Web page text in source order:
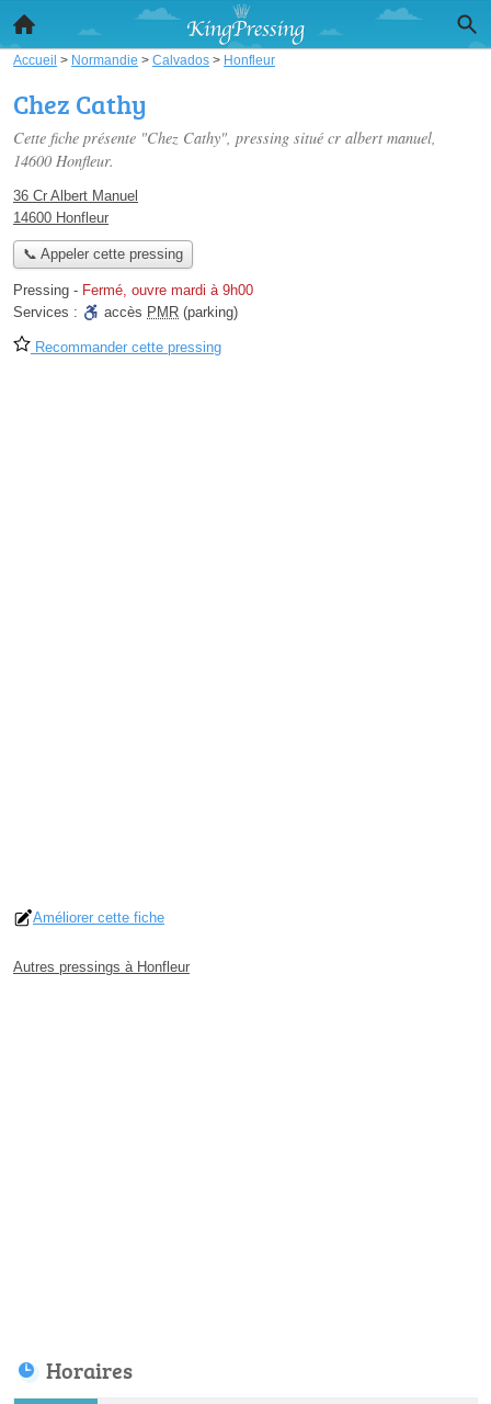
Accueil > Normandie > Calvados > Honfleur
Chez Cathy
Cette fiche présente "Chez Cathy", pressing situé cr albert manuel,
14600 Honfleur.
36 Cr Albert Manuel
14600 Honfleur
📞 Appeler cette pressing
Pressing - Fermé, ouvre mardi à 9h00
Services :
accès PMR (parking)
Recommander cette pressing
Améliorer cette fiche
Autres pressings à Honfleur
Horaires